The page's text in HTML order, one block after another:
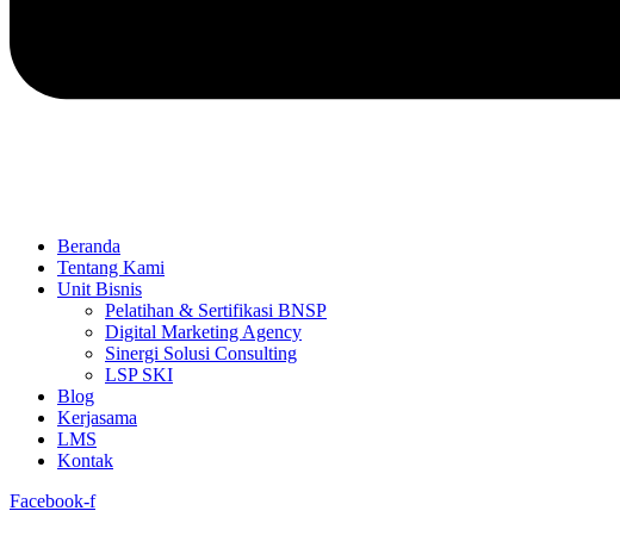
Beranda
Tentang Kami
Unit Bisnis
Pelatihan & Sertifikasi BNSP
Digital Marketing Agency
Sinergi Solusi Consulting
LSP SKI
Blog
Kerjasama
LMS
Kontak
Facebook-f